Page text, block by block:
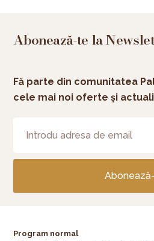
Abonează-te la
Fă parte din comunitatea
cele mai noi oferte și
Program normal